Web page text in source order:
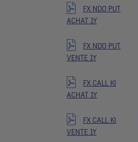
FX NDO PUT
ACHAT 1Y
FX NDO PUT
VENTE 1Y
FX CALL KI
ACHAT 1Y
FX CALL KI
VENTE 1Y